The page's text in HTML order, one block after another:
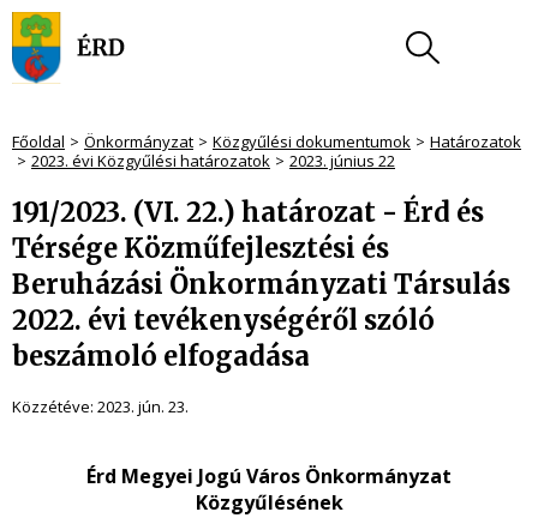
Főoldal Önkormányzat Közgyűlési dokumentumok
Határozatok
2023. évi Közgyűlési határozatok
2023. június 22
191/2023. (VI. 22.) határozat - Érd és
Térsége Közműfejlesztési és
Beruházási Önkormányzati Társulás
2022. évi tevékenységéről szóló
beszámoló elfogadása
Közzétéve: 2023. jún. 23.
Érd Megyei Jogú Város Önkormányzat
Közgyűlésének